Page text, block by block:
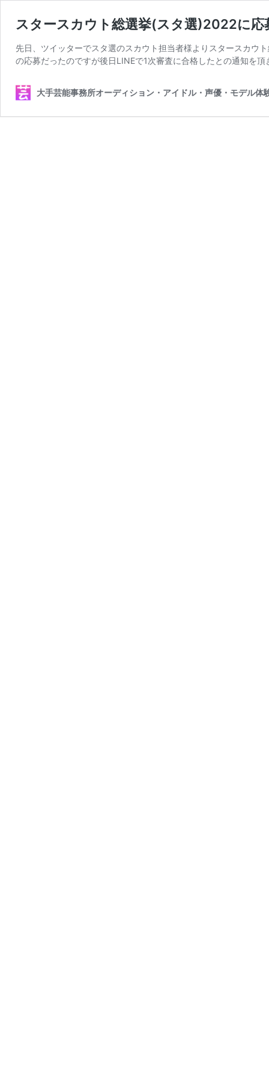
スタースカウト総選挙(スタ選)2022に
先日、ツイッターでスタ選のスカウト担当者様よりスタースカウ
の応募だったのですが後日LINEで1次審査に合格したとの通知を
大手芸能事務所オーディション・アイドル・声優・モデル体